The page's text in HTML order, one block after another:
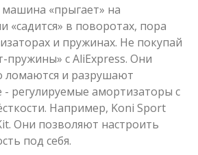
«прыгает» на
«садится» в поворотах, пора
и пружинах. Не покупай
пружины» с AliExpress. Они
ломаются и разрушают
регулируемые амортизаторы с
Например, Koni Sport
Они позволяют настроить
под себя.